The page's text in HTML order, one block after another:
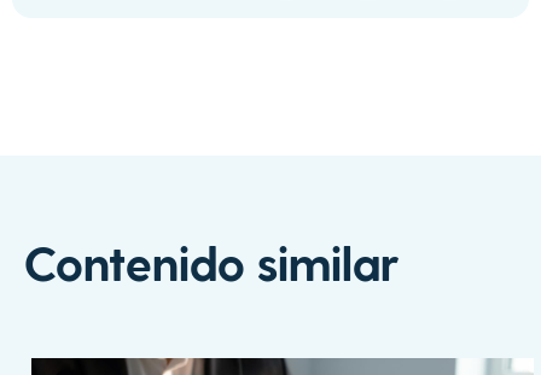
Contenido similar